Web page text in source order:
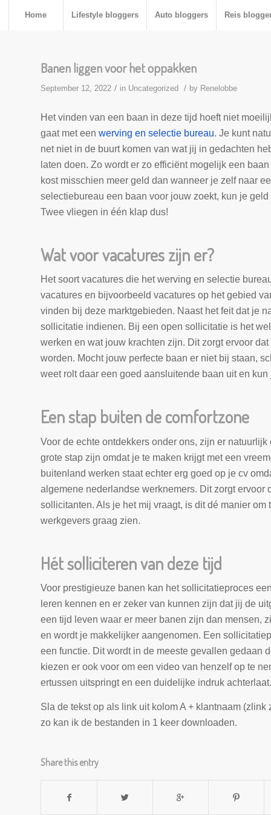
Home Lifestyle bloggers Auto bloggers Reis
Banen liggen voor het oppakken
September 12, 2022 / in Uncategorized / by Renelobbe
Het vinden van een baan in deze tijd hoeft niet
gaat met een werving en selectie bureau. Je kunt
net niet in de buurt komen van wat jij in gedachten
laten doen. Zo wordt er zo efficiënt mogelijk een
kost misschien meer geld dan wanneer je zelf naar
selectiebureau een baan voor jouw zoekt, kun je
Twee vliegen in één klap dus!
Wat voor vacatures zijn er?
Het soort vacatures die het werving en selectie
vacatures en bijvoorbeeld vacatures op het gebied
vinden bij deze marktgebieden. Naast het feit dat je
sollicitatie indienen. Bij een open sollicitatie is het
werken en wat jouw krachten zijn. Dit zorgt ervoor
worden. Mocht jouw perfecte baan er niet bij staan,
weet rolt daar een goed aansluitende baan uit en
Een stap buiten de comfortzone
Voor de echte ontdekkers onder ons, zijn er natuurlijk
grote stap zijn omdat je te maken krijgt met een
buitenland werken staat echter erg goed op je cv
algemene nederlandse werknemers. Dit zorgt
sollicitanten. Als je het mij vraagt, is dit dé manier
werkgevers graag zien.
Hét solliciteren van deze tijd
Voor prestigieuze banen kan het sollicitatieproces
leren kennen en er zeker van kunnen zijn dat jij de
een tijd leven waar er meer banen zijn dan mensen,
en wordt je makkelijker aangenomen. Een
een functie. Dit wordt in de meeste gevallen gedaan
kiezen er ook voor om een video van henzelf op te
ertussen uitspringt en een duidelijke indruk achterlaat.
Sla de tekst op als link uit kolom A + klantnaam
zo kan ik de bestanden in 1 keer downloaden.
Share this entry